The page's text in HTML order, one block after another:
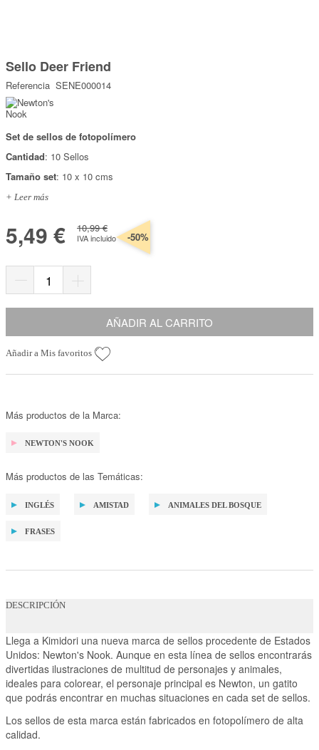
Top Ventas
Temática
Iniciar sesión/Regístrate
Somos Kimidori
comienzo
de
la
galería
de
imágenes
Sello Deer Friend
Referencia SENE000014
Set de sellos de fotopolímero
Cantidad: 10 Sellos
Tamaño set: 10 x 10 cms
+ Leer más
5,49 € 10,99 €
IVA incluido -50%
AÑADIR AL CARRITO
Añadir a Mis favoritos
Más productos de la Marca:
NEWTON'S NOOK
Más productos de las Temáticas:
INGLÉS AMISTAD ANIMALES DEL BOSQUE
FRASES
DESCRIPCIÓN
Llega a Kimidori una nueva marca de sellos procedente de Estados
Unidos: Newton's Nook. Aunque en esta línea de sellos encontrarás
divertidas ilustraciones de multitud de personajes y animales,
ideales para colorear, el personaje principal es Newton, un gatito
que podrás encontrar en muchas situaciones en cada set de sellos.
Los sellos de esta marca están fabricados en fotopolímero de alta
calidad.